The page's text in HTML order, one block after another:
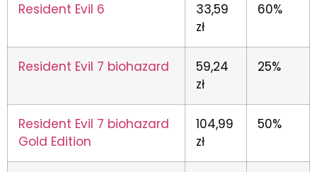
Resident Evil 6
33,59
zł
60%
Resident Evil 7 biohazard
59,24
zł
25%
Resident Evil 7 biohazard
Gold Edition
104,99
zł
50%